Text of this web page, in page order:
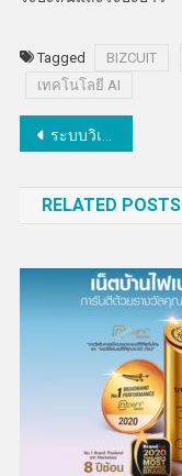
Tagged BIZCUIT
เทคโนโลยี AI
แนะแนว
ระบบวิเคราะห์เสียงน้ำรั่วด้วย AI
RELATED POSTS